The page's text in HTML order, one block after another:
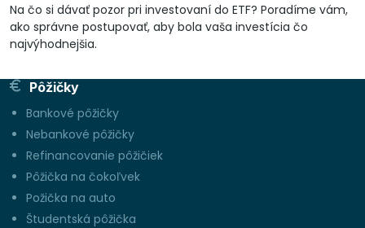
Na čo si dávať pozor pri investovaní do ETF? Poradíme vám,
ako správne postupovať, aby bola vaša investícia čo
najvýhodnejšia.
Pôžičky
Bankové pôžičky
Nebankové pôžičky
Refinancovanie pôžičiek
Pôžička na čokoľvek
Požička na auto
Študentská pôžička